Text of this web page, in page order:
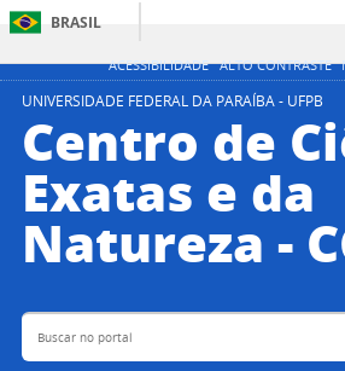
ACESSIBILIDADE ALTO CONTRASTE
BRASIL
UNIVERSIDADE FEDERAL DA PARAÍBA - UFPB
Centro de
Exatas e da
Natureza -
Buscar no portal